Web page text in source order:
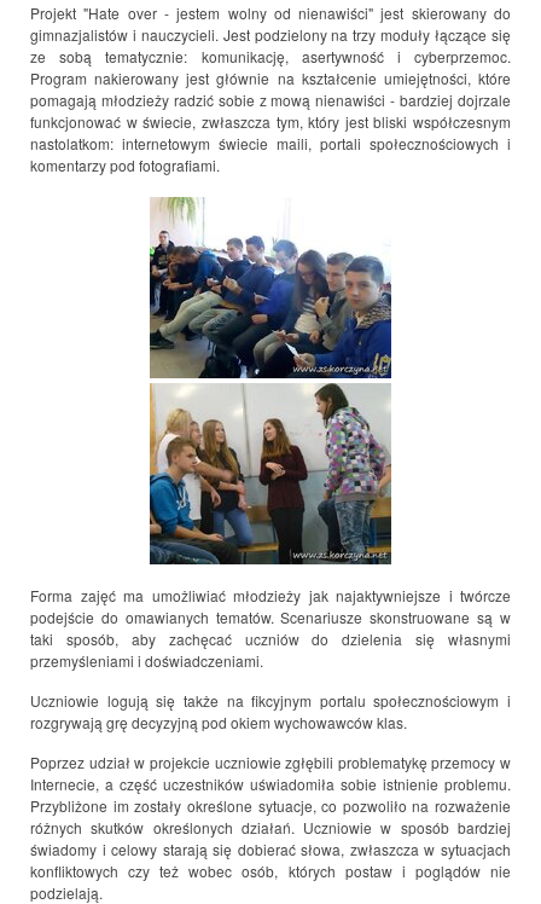
Projekt "Hate over - jestem wolny od nienawiści" jest skierowany do
gimnazjalistów i nauczycieli. Jest podzielony na trzy moduły łączące się
ze sobą tematycznie: komunikację, asertywność i cyberprzemoc.
Program nakierowany jest głównie na kształcenie umiejętności, które
pomagają młodzieży radzić sobie z mową nienawiści - bardziej dojrzale
funkcjonować w świecie, zwłaszcza tym, który jest bliski współczesnym
nastolatkom: internetowym świecie maili, portali społecznościowych i
komentarzy pod fotografiami.
Forma zajęć ma umożliwiać młodzieży jak najaktywniejsze i twórcze
podejście do omawianych tematów. Scenariusze skonstruowane są w
taki sposób, aby zachęcać uczniów do dzielenia się własnymi
przemyśleniami i doświadczeniami.
Uczniowie logują się także na fikcyjnym portalu społecznościowym i
rozgrywają grę decyzyjną pod okiem wychowawców klas.
Poprzez udział w projekcie uczniowie zgłębili problematykę przemocy w
Internecie, a część uczestników uświadomiła sobie istnienie problemu.
Przybliżone im zostały określone sytuacje, co pozwoliło na rozważenie
różnych skutków określonych działań. Uczniowie w sposób bardziej
świadomy i celowy starają się dobierać słowa, zwłaszcza w sytuacjach
konfliktowych czy też wobec osób, których postaw i poglądów nie
podzielają.